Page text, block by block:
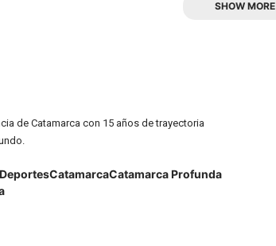
SHOW MORE
de Catamarca con 15 años de trayectoria
DeportesCatamarcaCatamarca Profunda